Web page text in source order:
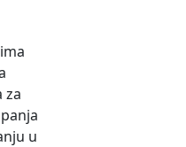
za
u